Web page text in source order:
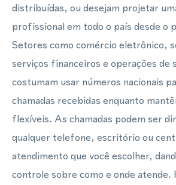
distribuídas, ou desejam projetar
profissional em todo o país desde o
Setores como comércio eletrônico,
serviços financeiros e operações de
costumam usar números nacionais
chamadas recebidas enquanto
flexíveis. As chamadas podem ser
qualquer telefone, escritório ou
atendimento que você escolher,
controle sobre como e onde atende.